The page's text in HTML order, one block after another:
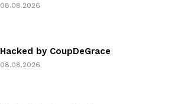
08.08.2026
Hacked by CoupDeGrace
08.08.2026